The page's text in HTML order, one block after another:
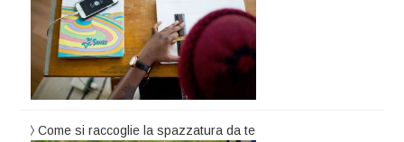
Come si raccoglie la spazzatura da te